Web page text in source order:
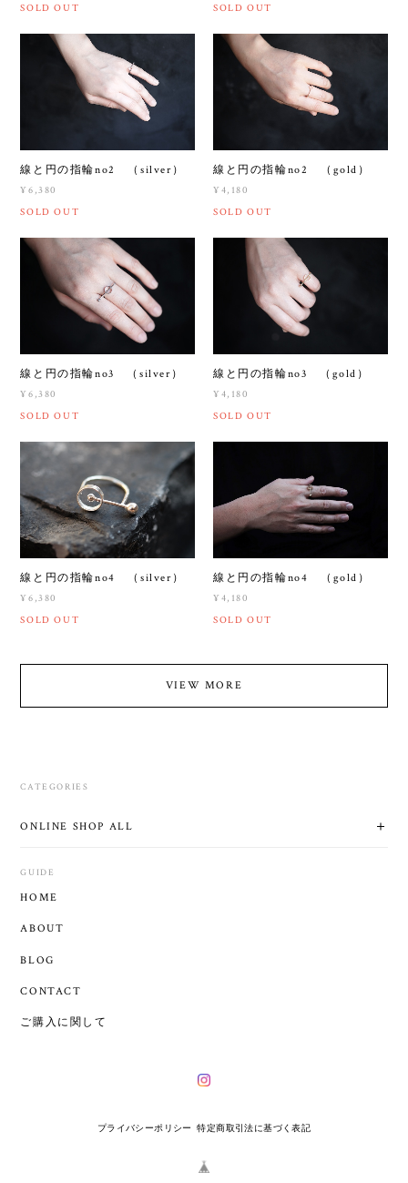
SOLD OUT
SOLD OUT
線と円の指輪no2 （silver）
¥6,380
SOLD OUT
線と円の指輪no2 （gold）
¥4,180
SOLD OUT
線と円の指輪no3 （silver）
¥6,380
SOLD OUT
線と円の指輪no3 （gold）
¥4,180
SOLD OUT
線と円の指輪no4 （silver）
¥6,380
SOLD OUT
線と円の指輪no4 （gold）
¥4,180
SOLD OUT
VIEW MORE
CATEGORIES
ONLINE SHOP ALL
GUIDE
HOME
ABOUT
BLOG
CONTACT
ご購入に関して
プライバシーポリシー 特定商取引法に基づく表記